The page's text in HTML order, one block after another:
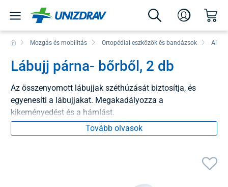
Mozgás és mobilitás Ortopédiai eszközök és bandázsok Alsó
Lábujj párna- bőrből, 2 db
Az összenyomott lábujjak széthúzását biztosítja, és
egyenesíti a lábujjakat. Megakadályozza a
kikeményedést és a hámlást.
Tovább olvasok